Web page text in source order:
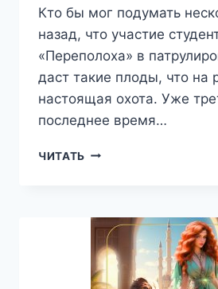
Кто бы мог подумать
назад, что участие
«Переполоха» в
даст такие плоды, что на
настоящая охота. Уже
последнее время…
ЧИТАТЬ «ПЕРЕПОЛОХ»